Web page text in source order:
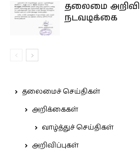
தலைமை
நடவடிக்கை
தலைமைச் செய்திகள்
அறிக்கைகள்
வாழ்த்துச் செய்திகள்
அறிவிப்புகள்